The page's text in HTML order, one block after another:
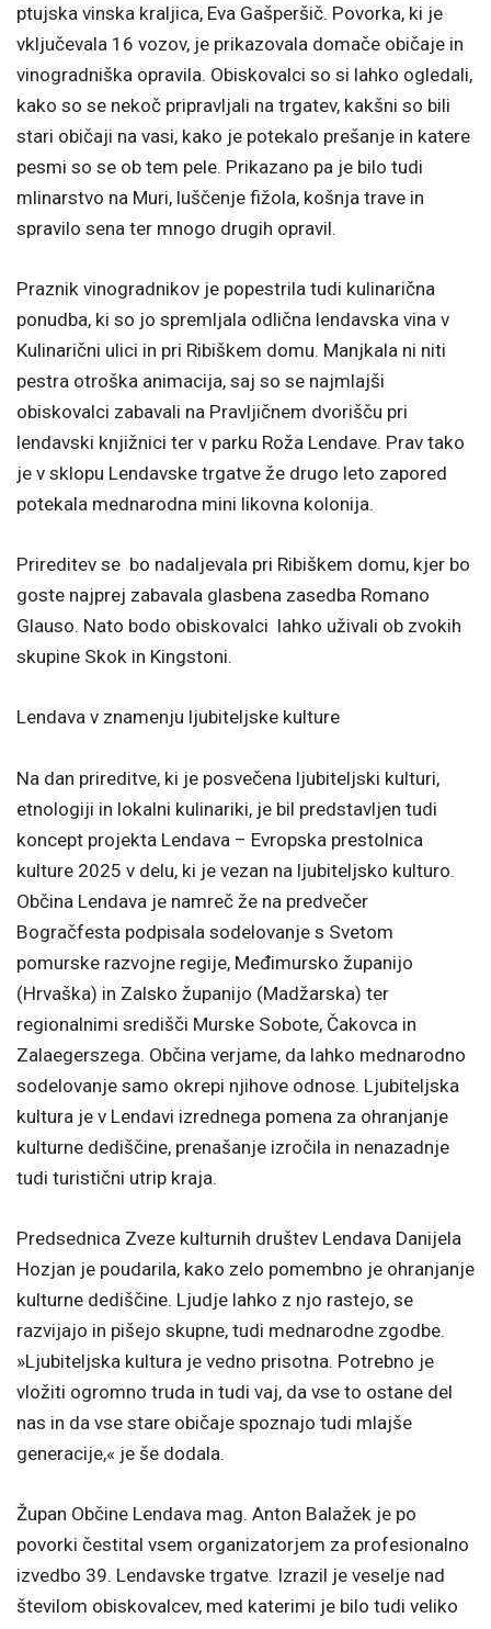
ptujska vinska kraljica, Eva Gašperšič. Povorka, ki je
vključevala 16 vozov, je prikazovala domače običaje in
vinogradniška opravila. Obiskovalci so si lahko ogledali,
kako so se nekoč pripravljali na trgatev, kakšni so bili
stari običaji na vasi, kako je potekalo prešanje in katere
pesmi so se ob tem pele. Prikazano pa je bilo tudi
mlinarstvo na Muri, luščenje fižola, košnja trave in
spravilo sena ter mnogo drugih opravil.
Praznik vinogradnikov je popestrila tudi kulinarična
ponudba, ki so jo spremljala odlična lendavska vina v
Kulinarični ulici in pri Ribiškem domu. Manjkala ni niti
pestra otroška animacija, saj so se najmlajši
obiskovalci zabavali na Pravljičnem dvorišču pri
lendavski knjižnici ter v parku Roža Lendave. Prav tako
je v sklopu Lendavske trgatve že drugo leto zapored
potekala mednarodna mini likovna kolonija.
Prireditev se bo nadaljevala pri Ribiškem domu, kjer bo
goste najprej zabavala glasbena zasedba Romano
Glauso. Nato bodo obiskovalci lahko uživali ob zvokih
skupine Skok in Kingstoni.
Lendava v znamenju ljubiteljske kulture
Na dan prireditve, ki je posvečena ljubiteljski kulturi,
etnologiji in lokalni kulinariki, je bil predstavljen tudi
koncept projekta Lendava – Evropska prestolnica
kulture 2025 v delu, ki je vezan na ljubiteljsko kulturo.
Občina Lendava je namreč že na predvečer
Bogračfesta podpisala sodelovanje s Svetom
pomurske razvojne regije, Međimursko županijo
(Hrvaška) in Zalsko županijo (Madžarska) ter
regionalnimi središči Murske Sobote, Čakovca in
Zalaegerszega. Občina verjame, da lahko mednarodno
sodelovanje samo okrepi njihove odnose. Ljubiteljska
kultura je v Lendavi izrednega pomena za ohranjanje
kulturne dediščine, prenašanje izročila in nenazadnje
tudi turistični utrip kraja.
Predsednica Zveze kulturnih društev Lendava Danijela
Hozjan je poudarila, kako zelo pomembno je ohranjanje
kulturne dediščine. Ljudje lahko z njo rastejo, se
razvijajo in pišejo skupne, tudi mednarodne zgodbe.
»Ljubiteljska kultura je vedno prisotna. Potrebno je
vložiti ogromno truda in tudi vaj, da vse to ostane del
nas in da vse stare običaje spoznajo tudi mlajše
generacije,« je še dodala.
Župan Občine Lendava mag. Anton Balažek je po
povorki čestital vsem organizatorjem za profesionalno
izvedbo 39. Lendavske trgatve. Izrazil je veselje nad
številom obiskovalcev, med katerimi je bilo tudi veliko